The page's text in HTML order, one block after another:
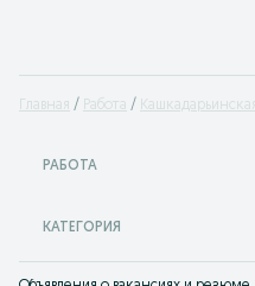
Главная Работа
РАБОТА
КАТЕГОРИЯ